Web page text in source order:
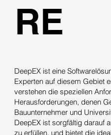
DeepEX ist eine
Experten auf diesem Gebiet
verstehen die speziellen
Herausforderungen, denen
Bauunternehmer und
DeepEX ist sorgfältig darauf
zu erfüllen, und bietet die
RE